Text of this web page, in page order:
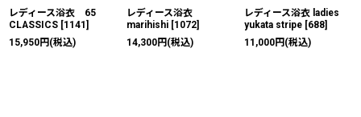
レディース浴衣 65
CLASSICS [1141]
15,950円 (税込)
レディース浴衣
marihishi [1072]
14,300円 (税込)
レディース浴衣 ladies
yukata stripe [688]
11,000円 (税込)